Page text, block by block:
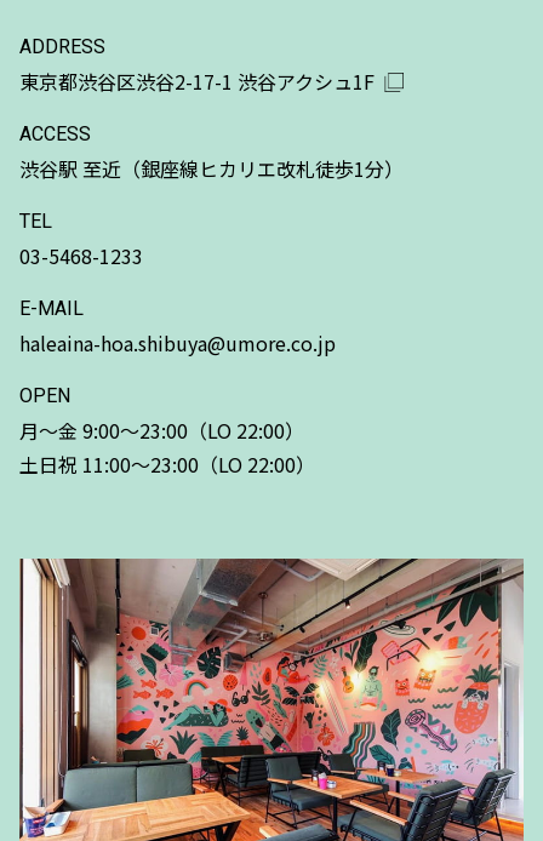
ADDRESS
東京都渋谷区渋谷2-17-1 渋谷アクシュ1F
ACCESS
渋谷駅 至近（銀座線ヒカリエ改札徒歩1分）
TEL
03-5468-1233
E-MAIL
haleaina-hoa.shibuya@umore.co.jp
OPEN
月〜金 9:00〜23:00（LO 22:00）
土日祝 11:00〜23:00（LO 22:00）